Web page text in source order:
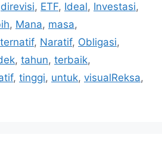
direvisi, ETF, Ideal, Investasi,
, Mana, masa,
, Naratif, Obligasi,
, tahun, terbaik,
, tinggi, untuk, visualReksa,